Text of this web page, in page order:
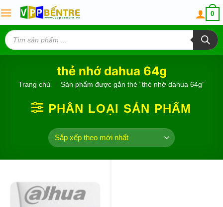
to
content
0
Tìm
kiếm
sản
phẩm
thẻ nhớ dahua 64g
Trang chủ Sản phẩm được gắn thẻ “thẻ nhớ dahua 64g”
PHÂN LOẠI SẢN PHẨM